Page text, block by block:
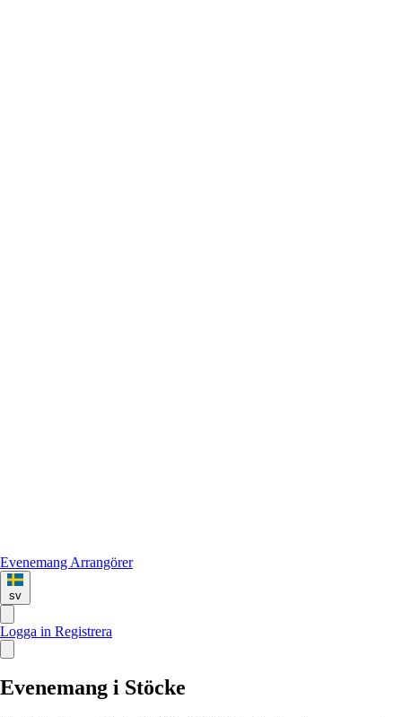
Evenemang Arrangörer
sv
Logga in Registrera
Evenemang i Stöcke